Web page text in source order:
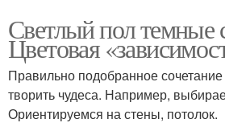
Светлый пол темные
Цветовая
Правильно подобранное
творить чудеса. Например,
Ориентируемся на стены, потолок.